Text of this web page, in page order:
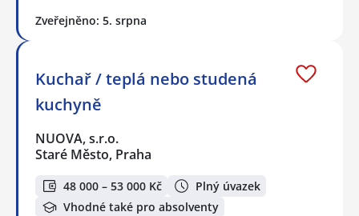
Zveřejněno: 5. srpna
Kuchař / teplá nebo studená
kuchyně
NUOVA, s.r.o.
Staré Město, Praha
48 000 – 53 000 Kč
Plný úvazek
Vhodné také pro absolventy